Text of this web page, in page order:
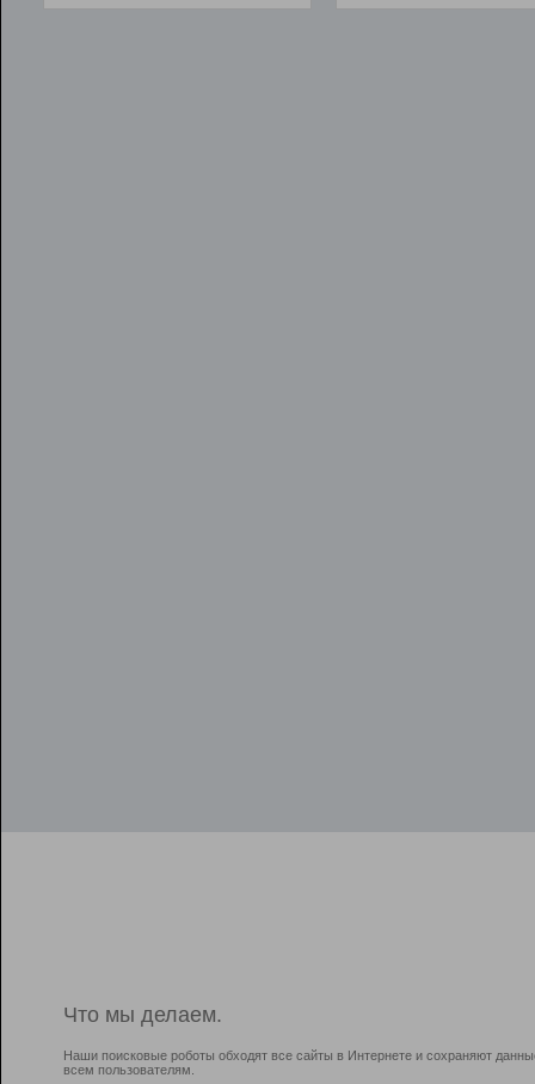
Что мы делаем.
Наши поисковые роботы обходят все сайты в Интернете и сохраняют
всем пользователям.